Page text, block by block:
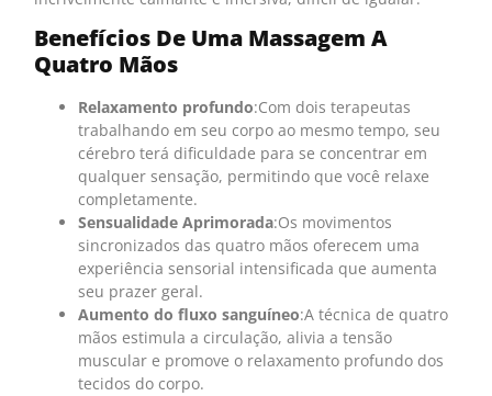
Benefícios De Uma Massagem A
Quatro Mãos
Relaxamento profundo:Com dois terapeutas
trabalhando em seu corpo ao mesmo tempo, seu
cérebro terá dificuldade para se concentrar em
qualquer sensação, permitindo que você relaxe
completamente.
Sensualidade Aprimorada:Os movimentos
sincronizados das quatro mãos oferecem uma
experiência sensorial intensificada que aumenta
seu prazer geral.
Aumento do fluxo sanguíneo:A técnica de quatro
mãos estimula a circulação, alivia a tensão
muscular e promove o relaxamento profundo dos
tecidos do corpo.